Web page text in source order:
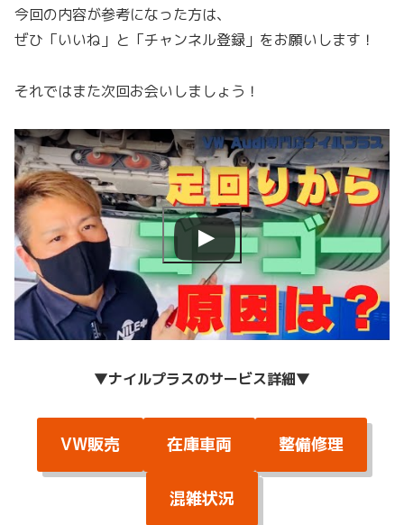
今回の内容が参考になった方は、
ぜひ「いいね」と「チャンネル登録」をお願いします！
それではまた次回お会いしましょう！
▼ナイルプラスのサービス詳細▼
VW販売 在庫車両 整備修理
混雑状況